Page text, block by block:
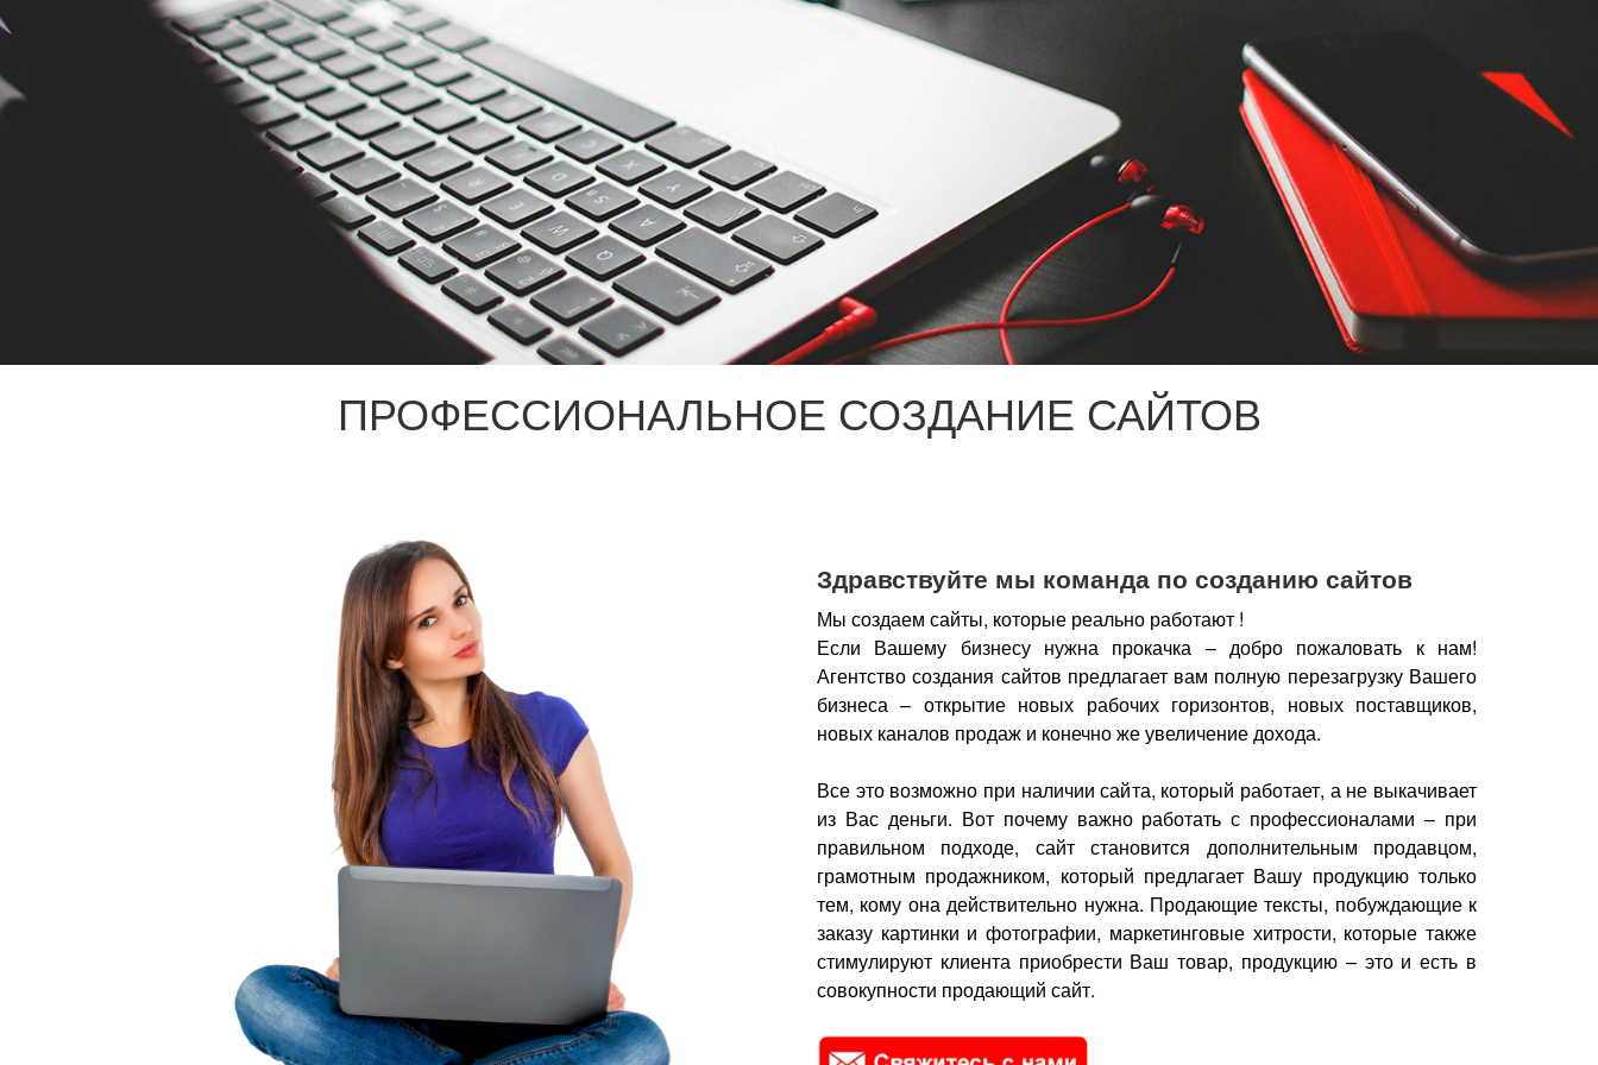
ПРОФЕССИОНАЛЬНОЕ СОЗДАНИЕ САЙТОВ
Здравствуйте мы команда по созданию сайтов
Мы создаем сайты, которые реально работают !
Если Вашему бизнесу нужна прокачка – добро пожаловать к нам!
Агентство создания сайтов предлагает вам полную перезагрузку Вашего
бизнеса – открытие новых рабочих горизонтов, новых поставщиков,
новых каналов продаж и конечно же увеличение дохода.
Все это возможно при наличии сайта, который работает, а не выкачивает
из Вас деньги. Вот почему важно работать с профессионалами – при
правильном подходе, сайт становится дополнительным продавцом,
грамотным продажником, который предлагает Вашу продукцию только
тем, кому она действительно нужна. Продающие тексты, побуждающие к
заказу картинки и фотографии, маркетинговые хитрости, которые также
стимулируют клиента приобрести Ваш товар, продукцию – это и есть в
совокупности продающий сайт.